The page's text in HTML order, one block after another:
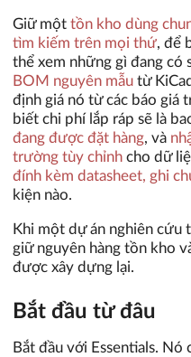
Giữ một tồn kho dùng
tìm kiếm trên mọi thứ, để
thể xem những gì đang có
BOM nguyên mẫu từ
định giá nó từ các báo giá
biết chi phí lắp ráp sẽ là
đang được đặt hàng, và
trường tùy chỉnh cho dữ
đính kèm datasheet, ghi
kiện nào.
Khi một dự án nghiên cứu
giữ nguyên hàng tồn kho
được xây dựng lại.
Bắt đầu từ đâu
Bắt đầu với Essentials.